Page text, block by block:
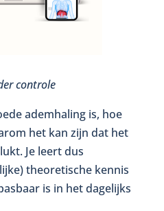
controle
ademhaling is, hoe
het kan zijn dat het
Je leert dus
theoretische kennis
is in het dagelijks